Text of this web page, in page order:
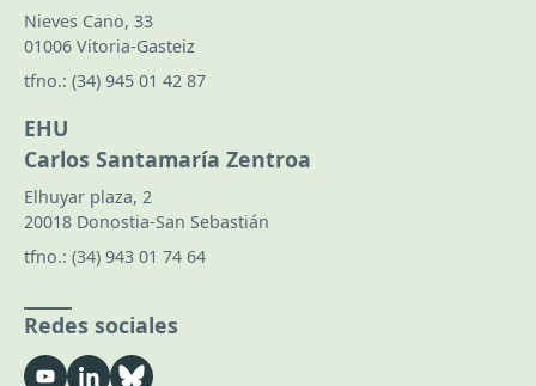
Nieves Cano, 33
01006 Vitoria-Gasteiz
tfno.: (34) 945 01 42 87
EHU
Carlos Santamaría Zentroa
Elhuyar plaza, 2
20018 Donostia-San Sebastián
tfno.: (34) 943 01 74 64
Redes sociales